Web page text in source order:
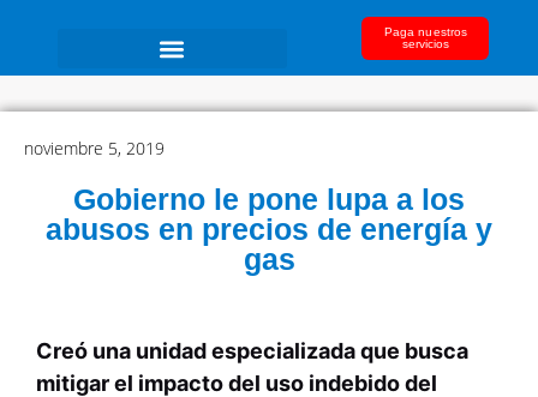
Paga nuestros
servicios
noviembre 5, 2019
Gobierno le pone lupa a los
abusos en precios de energía y
gas
Creó una unidad especializada que busca
mitigar el impacto del uso indebido del